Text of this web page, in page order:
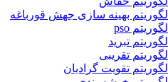
الگوریتم بهینه سازی جهش قورباغه
الگوریتم pso
الگوریتم تبرید
الگوریتم تقریبی
الگوریتم تقویت گرادیان